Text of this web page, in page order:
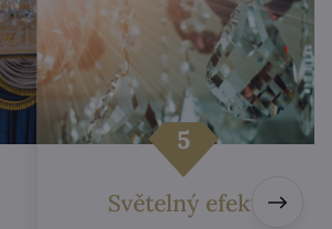
Světelný efekt